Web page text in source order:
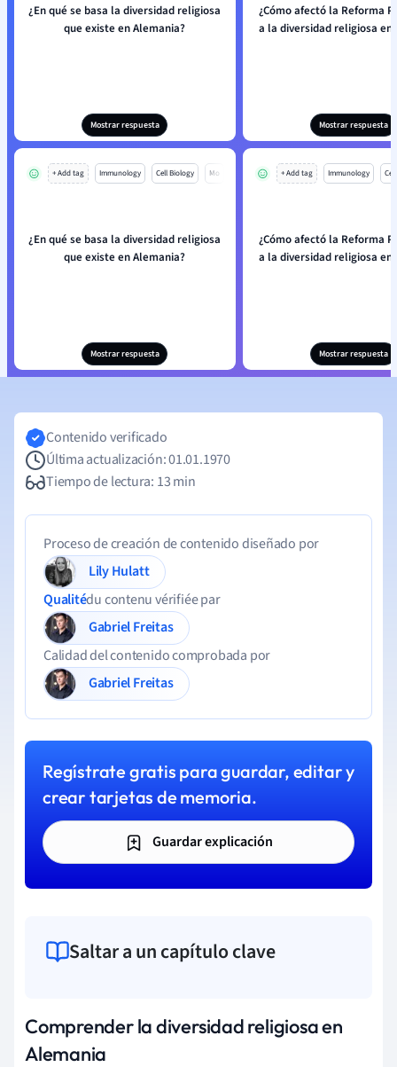
¿En qué se basa la diversidad religiosa
que existe en Alemania?
Mostrar respuesta
¿Cómo afectó la Reforma
a la diversidad religiosa en
Mostrar respuesta
+ Add tag Immunology Cell Biology Mo
¿En qué se basa la diversidad religiosa
que existe en Alemania?
Mostrar respuesta
+ Add tag Immunology
¿Cómo afectó la Reforma
a la diversidad religiosa en
Mostrar respuesta
Contenido verificado
Última actualización: 01.01.1970
Tiempo de lectura: 13 min
Proceso de creación de contenido diseñado por
Lily Hulatt
Qualitédu contenu vérifiée par
Gabriel Freitas
Calidad del contenido comprobada por
Gabriel Freitas
Regístrate gratis para guardar, editar y
crear tarjetas de memoria.
Guardar explicación
Saltar a un capítulo clave
Comprender la diversidad religiosa en
Alemania